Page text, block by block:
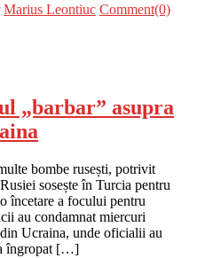
Marius Leontiuc Comment(0)
„barbar” asupra
bombe rusești, potrivit
sosește în Turcia pentru
încetare a focului pentru
au condamnat miercuri
Ucraina, unde oficialii au
a îngropat […]